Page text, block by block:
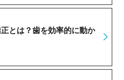
とは？歯を効率的に動か